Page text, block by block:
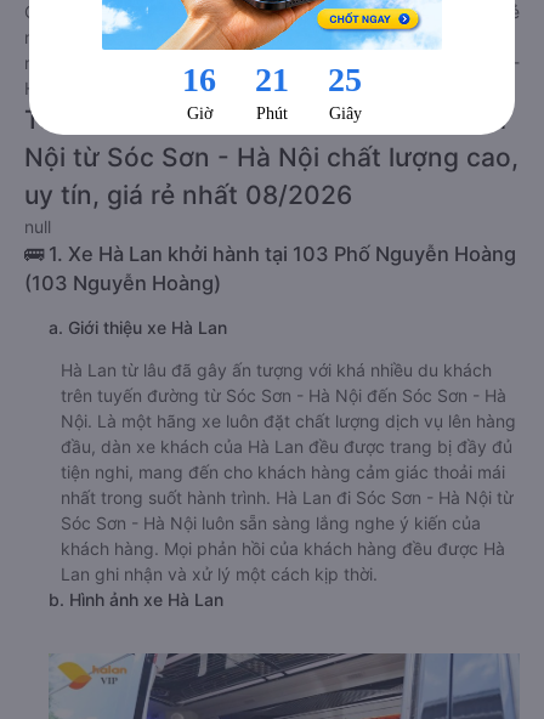
Giá vé xe limousine đi Sóc Sơn - Hà Nội từ Sóc Sơn - Hà Nội
rẻ
nhất là 140000VND của hãng xe Hà Lan. Tùy thuộc vào vị trí
ngồi của bạn và chương trình khuyến mãi, giá vé Xe Sóc Sơn -
Hà Nội đi Sóc Sơn - Hà Nội limousine này có thể sẽ rẻ hơn
Tư vấn TOP 1 xe khách đi Sóc Sơn - Hà
Nội từ Sóc Sơn - Hà Nội chất lượng cao,
uy tín, giá rẻ nhất 08/2026
null
🚌 1. Xe Hà Lan khởi hành tại 103 Phố Nguyễn Hoàng
(103 Nguyễn Hoàng)
a. Giới thiệu xe Hà Lan
Hà Lan từ lâu đã gây ấn tượng với khá nhiều du khách
trên tuyến đường từ Sóc Sơn - Hà Nội đến Sóc Sơn - Hà
Nội. Là một hãng xe luôn đặt chất lượng dịch vụ lên hàng
đầu, dàn xe khách của Hà Lan đều được trang bị đầy đủ
tiện nghi, mang đến cho khách hàng cảm giác thoải mái
nhất trong suốt hành trình. Hà Lan đi Sóc Sơn - Hà Nội từ
Sóc Sơn - Hà Nội luôn sẵn sàng lắng nghe ý kiến của
khách hàng. Mọi phản hồi của khách hàng đều được Hà
Lan ghi nhận và xử lý một cách kịp thời.
b. Hình ảnh xe Hà Lan